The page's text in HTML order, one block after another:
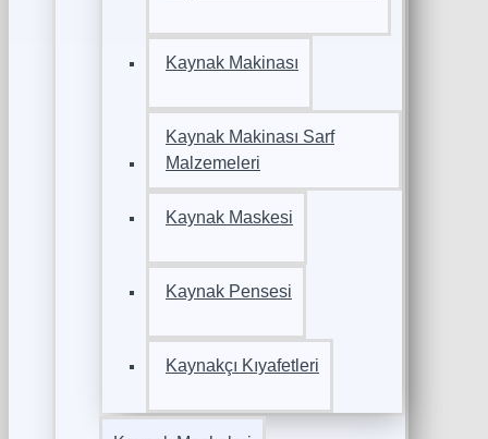
Kaynak Makinası
Kaynak Makinası Sarf
Malzemeleri
Kaynak Maskesi
Kaynak Pensesi
Kaynakçı Kıyafetleri